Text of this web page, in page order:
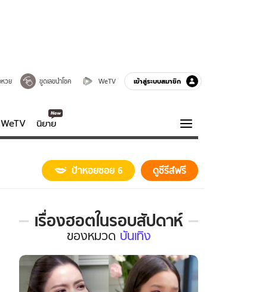
หวย ขูดเลขนำโชค WeTV เข้าสู่ระบบสมาชิก
นิยาย
ความรู้รอบตัว
ฮาวทู
ป้าหอยซอย 6 ดูซีรีส์ฟรี
เรื่องฮอตในรอบสัปดาห์
เรื่อง
ใน
รอบ
สัปดาห์
ของ
ของหมวด บันเทิง